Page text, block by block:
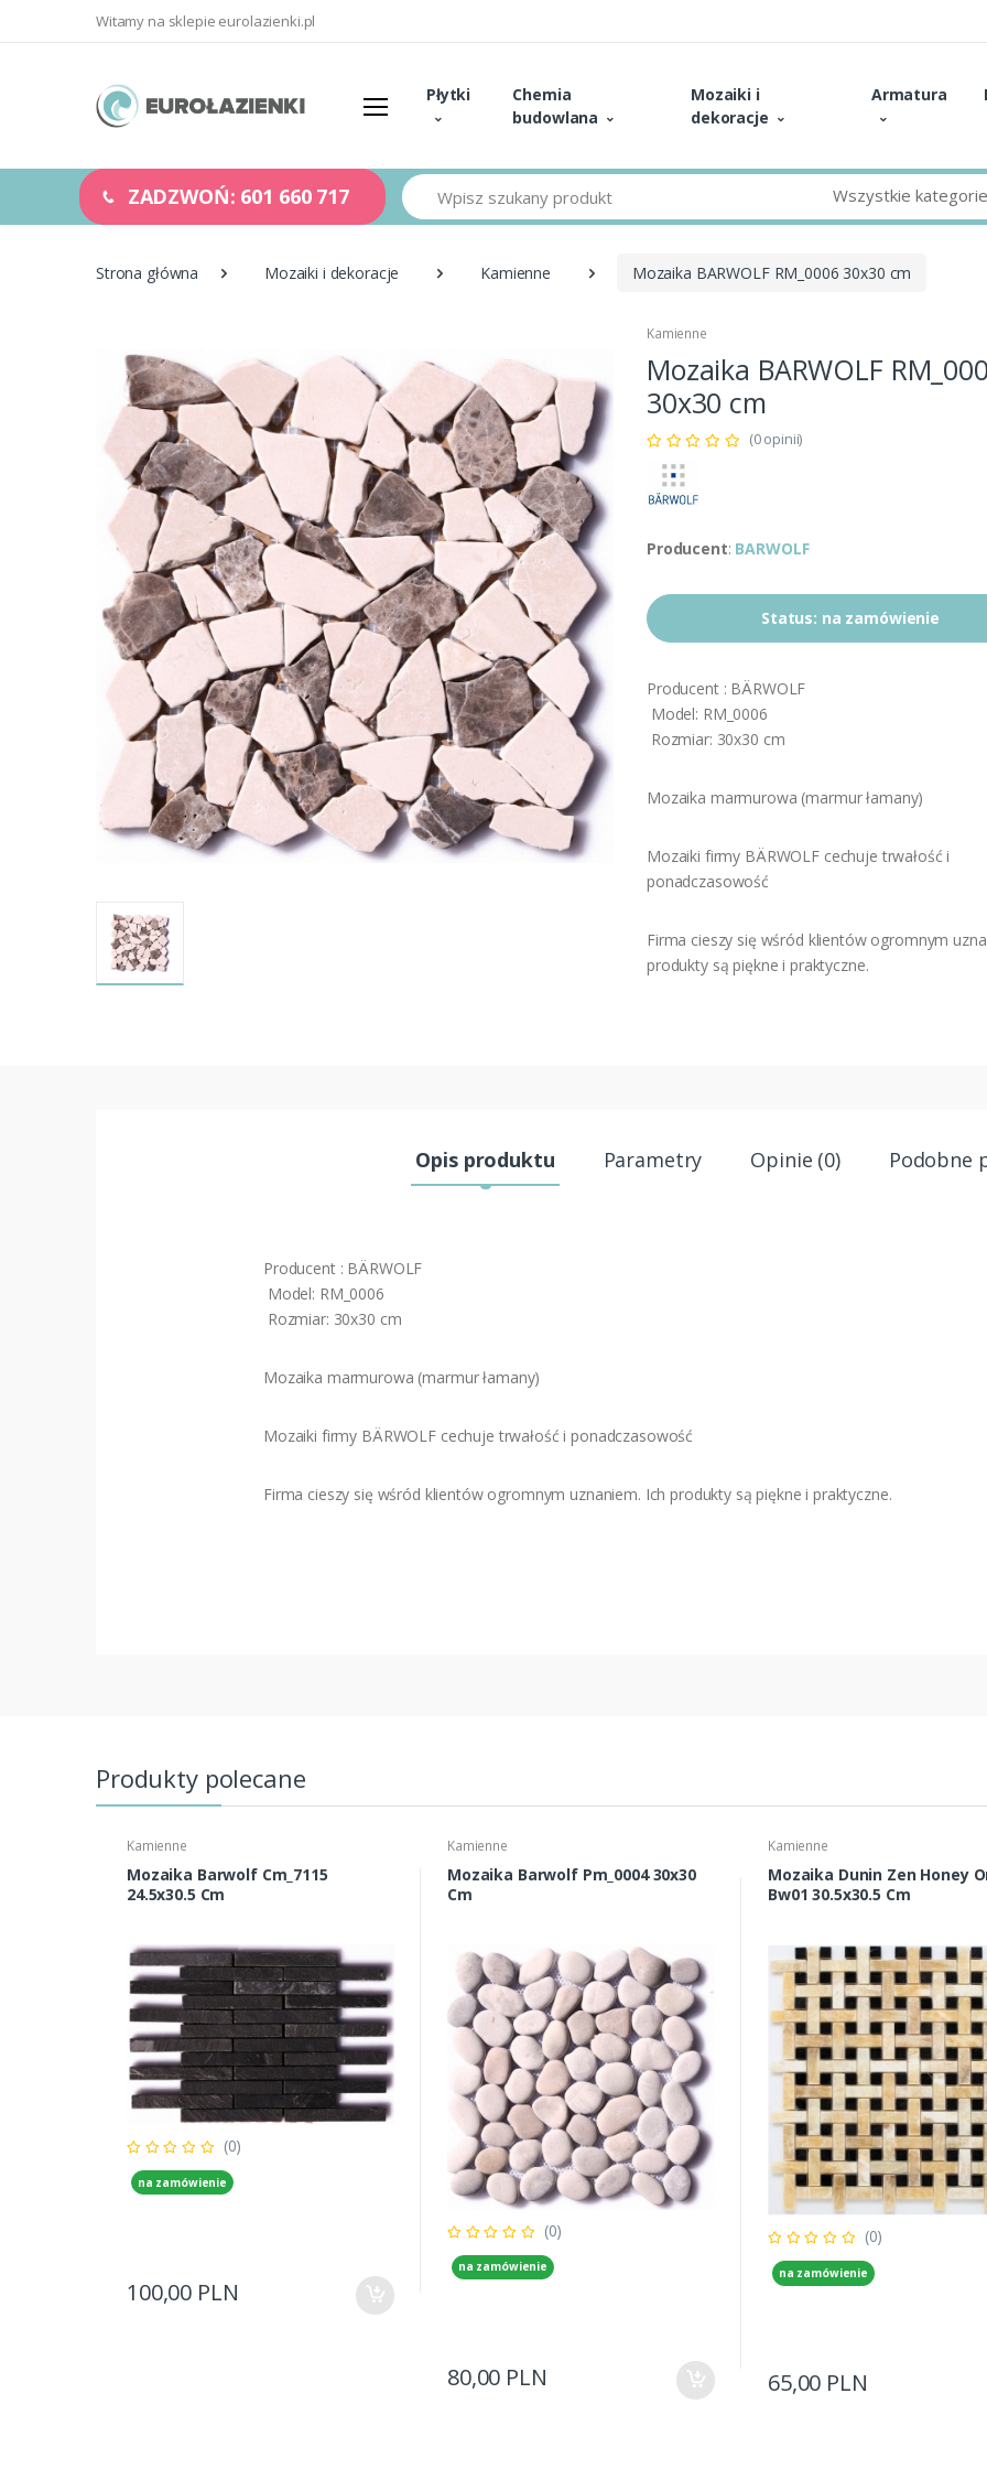
Witamy na sklepie eurolazienki.pl
Płytki
Chemia
budowlana
Mozaiki i
dekoracje
Armatura
ZADZWOŃ: 601 660 717 Szukaj Wszystkie kategorie
Strona główna Mozaiki i dekoracje Kamienne Mozaika BARWOLF RM_0006 30x30 cm
Kamienne
Mozaika BARWOLF
30x30 cm
(0 opinii)
Producent: BARWOLF
Status: na zamówienie
Producent : BÄRWOLF
Model: RM_0006
Rozmiar: 30x30 cm
Mozaika marmurowa (marmur łamany)
Mozaiki firmy BÄRWOLF cechuje trwałość i
ponadczasowość
Firma cieszy się wśród klientów ogromnym
produkty są piękne i praktyczne.
Opis produktu Parametry Opinie (0) Podobne
Producent : BÄRWOLF
Model: RM_0006
Rozmiar: 30x30 cm
Mozaika marmurowa (marmur łamany)
Mozaiki firmy BÄRWOLF cechuje trwałość i ponadczasowość
Firma cieszy się wśród klientów ogromnym uznaniem. Ich produkty są piękne i praktyczne.
Produkty polecane
Kamienne
Mozaika Barwolf Cm_7115
24.5x30.5 Cm
(0)
na zamówienie
100,00 PLN
Kamienne
Mozaika Barwolf Pm_0004 30x30
Cm
(0)
na zamówienie
80,00 PLN
Kamienne
Mozaika Dunin Zen Honey
Bw01 30.5x30.5 Cm
(0)
na zamówienie
65,00 PLN